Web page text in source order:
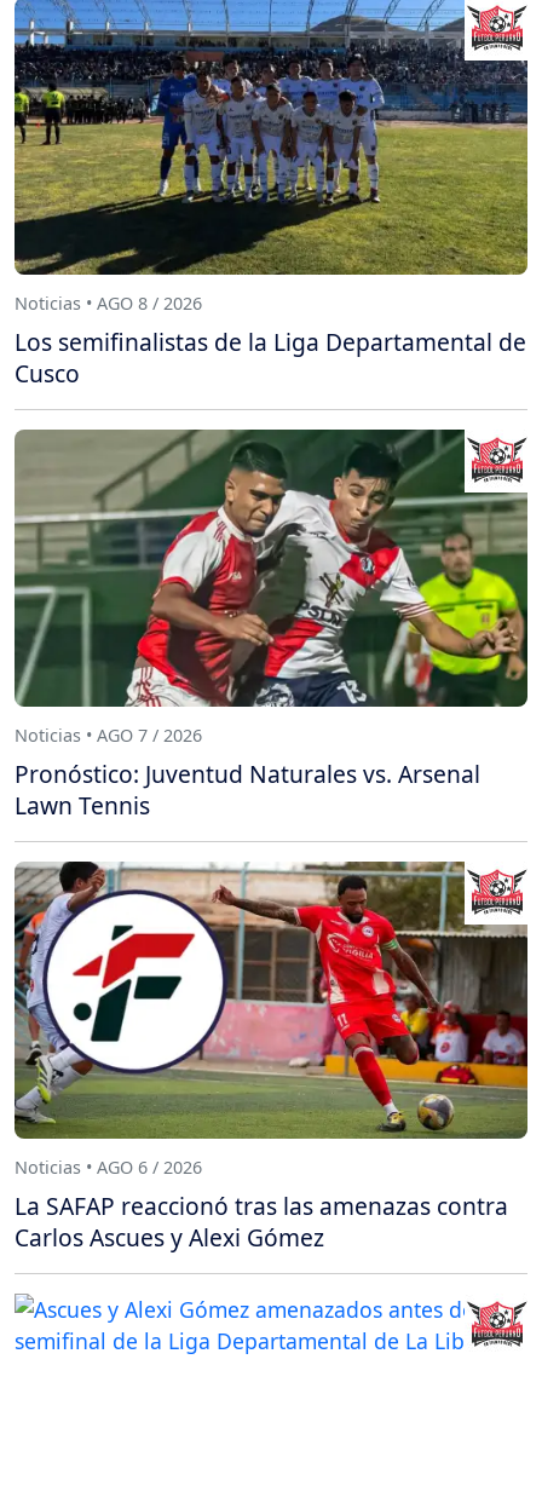
Noticias • AGO 8 / 2026
Los semifinalistas de la Liga Departamental de
Cusco
Noticias • AGO 7 / 2026
Pronóstico: Juventud Naturales vs. Arsenal
Lawn Tennis
Noticias • AGO 6 / 2026
La SAFAP reaccionó tras las amenazas contra
Carlos Ascues y Alexi Gómez